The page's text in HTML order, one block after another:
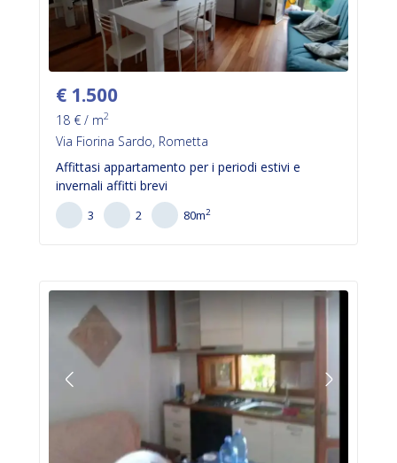
€ 1.500
18 € / m2
Via Fiorina Sardo, Rometta
Affittasi appartamento per i periodi estivi e
invernali affitti brevi
3 2 80m2